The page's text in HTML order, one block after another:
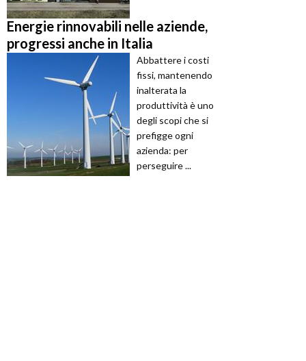
Energie rinnovabili nelle aziende,
progressi anche in Italia
Abbattere i costi
fissi, mantenendo
inalterata la
produttività è uno
degli scopi che si
prefigge ogni
azienda: per
perseguire ...